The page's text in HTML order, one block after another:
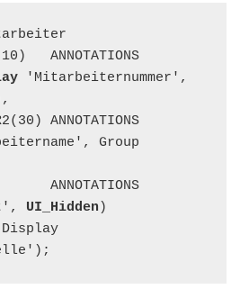
ANNOTATIONS
'Mitarbeiternummer',
Group
UI_Hidden )
Display